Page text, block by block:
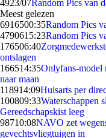
4923/07Random Pics van
Meest gelezen
6916500:35Random Pics
4790615:23Random Pics
176506:40
ontslagen
166514:35Onlyfans-model
naar maan
118914:09Huisarts per
100809:33Waterschappen
Gereedschapskist leeg
98710:08NAVO zet
gevechtsvliegtuigen in